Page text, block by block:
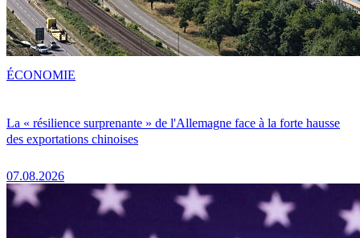
La « résilience surprenante » de l'Allemagne face à la forte hausse
des exportations chinoises
07.08.2026
ÉCONOMIE